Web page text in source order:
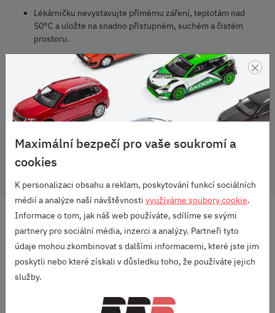
Lékárničku nevystavujte přímému záření, teplotám nad
50°C a uložte na snadno přístupném, suchém a čistém
prostoru.
Doporučení: Po uplynutí 4 let po datu kompletace proveďte
kontrolu doby použitelnosti jednotlivých komponentů, která
je uvedena na jejich obalu a proveďte jejich výměnu.
Škoda Originální příslušenství
DOPRAVA ZDARMA
OD 2500 KČ
VELKÝ VÝBĚR
ZNAČEK
S DLOUHOU TRADICÍ
×
Maximální bezpečí pro vaše soukromí a
cookies
K personalizaci obsahu a reklam, poskytování funkcí sociálních
médií a analýze naší návštěvnosti využíváme soubory cookie.
Informace o tom, jak náš web používáte, sdílíme se svými
partnery pro sociální média, inzerci a analýzy. Partneři tyto
údaje mohou zkombinovat s dalšími informacemi, které jste jim
poskytli nebo které získali v důsledku toho, že používáte jejich
služby.